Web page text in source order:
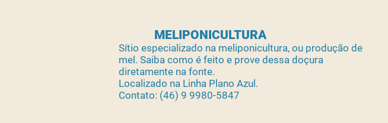
MELIPONICULTURA
Sítio especializado na meliponicultura, ou produção de
mel. Saiba como é feito e prove dessa doçura
diretamente na fonte.
Localizado na Linha Plano Azul.
Contato: (46) 9 9980-5847